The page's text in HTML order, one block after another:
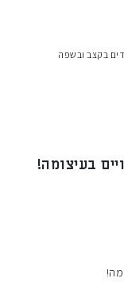
בקצב ובשפה
בעיצומה!